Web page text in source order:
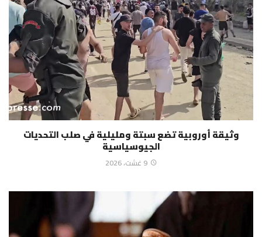
وثيقة أوروبية تضع سبتة ومليلية في صلب التحديات
الجيوسياسية
9 غشت، 2026